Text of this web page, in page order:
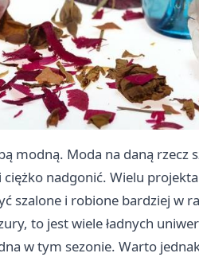
modną. Moda na daną rzecz
nadgonić. Wielu
szalone i robione bardziej w
to jest wiele ładnych
w tym sezonie. Warto